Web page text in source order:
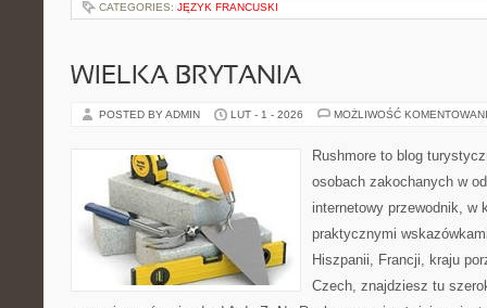
CATEGORIES: JĘZYK FRANCUSKI
WIELKA BRYTANIA
POSTED BY ADMIN LUT - 1 - 2026 MOŻLIWOŚĆ
Rushmore to blog
osobach zakochanych w
internetowy przewodnik, w
praktycznymi
Hiszpanii, Francji, kraju
Czech, znajdziesz tu